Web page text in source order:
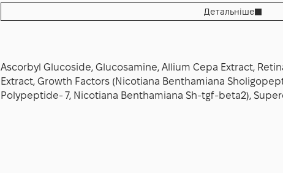
ретиноїдами на цій самій ділянці. У денному догляді
засіб з високим SPF, а для чутливої шкіри проведіть
Детальніше
Ascorbyl Glucoside, Glucosamine, Allium Cepa Extract,
Extract, Growth Factors (Nicotiana Benthamiana
Polypeptide- 7, Nicotiana Benthamiana Sh-tgf-beta2),